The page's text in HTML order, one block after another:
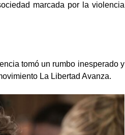
marcada por la violencia
tomó un rumbo inesperado y
La Libertad Avanza.